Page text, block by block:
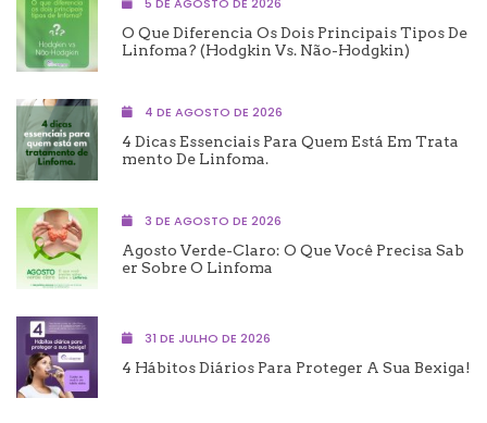
5 DE AGOSTO DE 2026
O Que Diferencia Os Dois Principais Tipos De
Linfoma? (Hodgkin Vs. Não-Hodgkin)
4 DE AGOSTO DE 2026
4 Dicas Essenciais Para Quem Está Em Trata
Mento De Linfoma.
3 DE AGOSTO DE 2026
Agosto Verde-Claro: O Que Você Precisa Sab
Er Sobre O Linfoma
31 DE JULHO DE 2026
4 Hábitos Diários Para Proteger A Sua Bexiga!